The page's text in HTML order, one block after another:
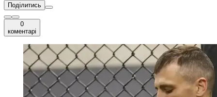
Поділитись
0
коментарі